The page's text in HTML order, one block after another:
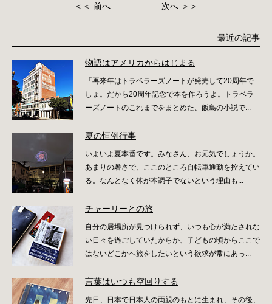
＜＜ 前へ 次へ ＞＞
最近の記事
物語はアメリカからはじまる
「再来年はトラベラーズノートが発売して20周年で
しょ。だから20周年記念で本を作ろうよ。トラベラ
ーズノートのこれまでをまとめた、飯島の小説で...
夏の恒例行事
いよいよ夏本番です。みなさん、お元気でしょうか。
あまりの暑さで、ここのところ自転車通勤を控えてい
る。なんとなく体が本調子でないという理由も...
チャーリーとの旅
自分の居場所が見つけられず、いつも心が満たされな
い日々を過ごしていたからか、子どもの頃からここで
はないどこかへ旅をしたいという欲求が常にあっ...
言葉はいつも空回りする
先日、日本で日本人の両親のもとに生まれ、その後、